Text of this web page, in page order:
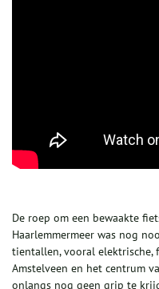
De roep om een bewaakte
Haarlemmermeer was nog
tientallen, vooral elektrische,
Amstelveen en het centrum
onlangs nog geen grip te